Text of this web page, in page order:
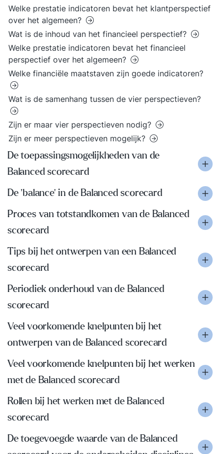
Welke prestatie indicatoren bevat het klantperspectief
over het algemeen?
Wat is de inhoud van het financieel perspectief?
Welke prestatie indicatoren bevat het financieel
perspectief over het algemeen?
Welke financiële maatstaven zijn goede indicatoren?
Wat is de samenhang tussen de vier perspectieven?
Zijn er maar vier perspectieven nodig?
Zijn er meer perspectieven mogelijk?
De toepassingsmogelijkheden van de
Balanced scorecard
De 'balance' in de Balanced scorecard
Proces van totstandkomen van de Balanced
scorecard
Tips bij het ontwerpen van een Balanced
scorecard
Periodiek onderhoud van de Balanced
scorecard
Veel voorkomende knelpunten bij het
ontwerpen van de Balanced scorecard
Veel voorkomende knelpunten bij het werken
met de Balanced scorecard
Rollen bij het werken met de Balanced
scorecard
De toegevoegde waarde van de Balanced